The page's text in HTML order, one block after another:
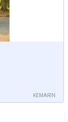
KEMARIN